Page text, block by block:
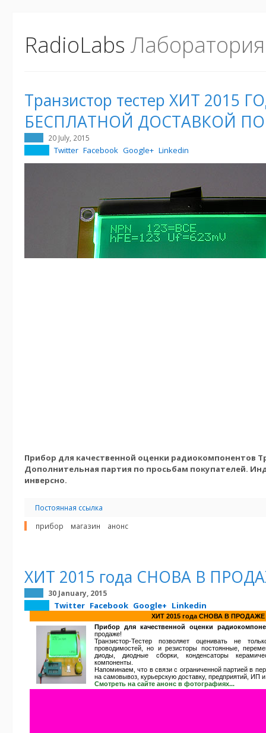
RadioLabs
Транзистор тестер ХИТ 2015
БЕСПЛАТНОЙ ДОСТАВКОЙ
20 July, 2015
Twitter Facebook Google+ Linkedin
Прибор для качественной оценки радиокомпонентов
Дополнительная партия по просьбам покупателей.
инверсно.
Постоянная ссылка
прибор
магазин анонс
ХИТ 2015 года СНОВА В
30 January, 2015
Twitter Facebook Google+ Linkedin
ХИТ 2015 года СНОВА В ПРОДАЖЕ
Прибор для качественной оценки
продаже!
Транзистор-Тестер позволяет оценивать не
проводимостей, но и резисторы постоянные,
диоды, диодные сборки, конденсаторы
компоненты.
Напоминаем, что в связи с ограниченной партией в
на самовывоз, курьерскую доставку, предприятий, ИП
Смотреть на сайте анонс в фотографиях...